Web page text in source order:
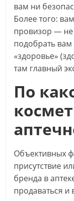
вам ни
Более того:
провизор — не
подобрать вам
«здоровье»
там главный
По
Объективных
присутствие
бренда в
продаваться